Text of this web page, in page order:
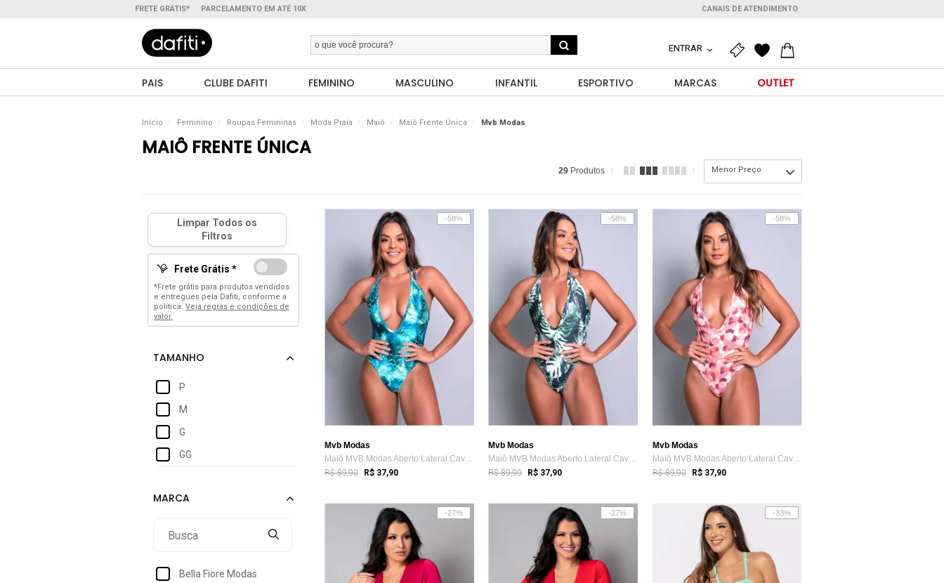
FRETE GRÁTIS* PARCELAMENTO EM ATÉ 10X CANAIS DE ATENDIMENTO
ENTRAR
PAIS CLUBE DAFITI FEMININO MASCULINO INFANTIL ESPORTIVO MARCAS OUTLET
Início Feminino Roupas Femininas Moda Praia Maiô Maiô Frente Única Mvb Modas
MAIÔ FRENTE ÚNICA
29 Produtos Menor Preço
Frete Grátis *
*Frete grátis para produtos vendidos
e entregues pela Dafiti, conforme a
política: Veja regras e condições de
valor.
P
M
G
GG
Bella Fiore Modas
-58%
Mvb Modas
Maiô MVB Modas Aberto Lateral Cavado Asa...
R$ 89,90 R$ 37,90
-58%
Mvb Modas
Maiô MVB Modas Aberto Lateral Cavado Asa...
R$ 89,90 R$ 37,90
-58%
Mvb Modas
Maiô MVB Modas Aberto Lateral Cavado Asa...
R$ 89,90 R$ 37,90
-27% -27% -33%